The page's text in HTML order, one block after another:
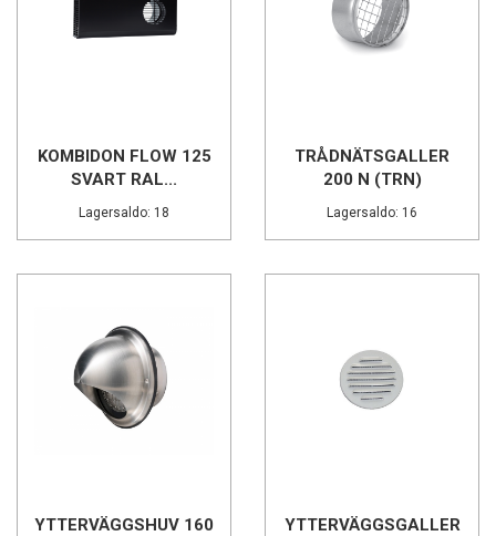
KOMBIDON FLOW 125
SVART RAL...
Lagersaldo: 18
TRÅDNÄTSGALLER
200 N (TRN)
Lagersaldo: 16
YTTERVÄGGSHUV 160
YTTERVÄGGSGALLER